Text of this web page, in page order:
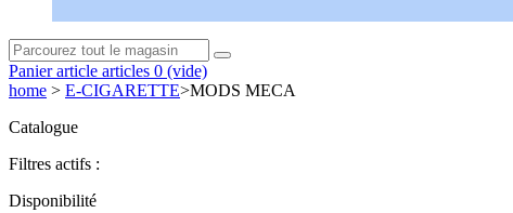
Panier article articles 0 (vide)
home > E-CIGARETTE>MODS MECA
Catalogue
Filtres actifs :
Disponibilité